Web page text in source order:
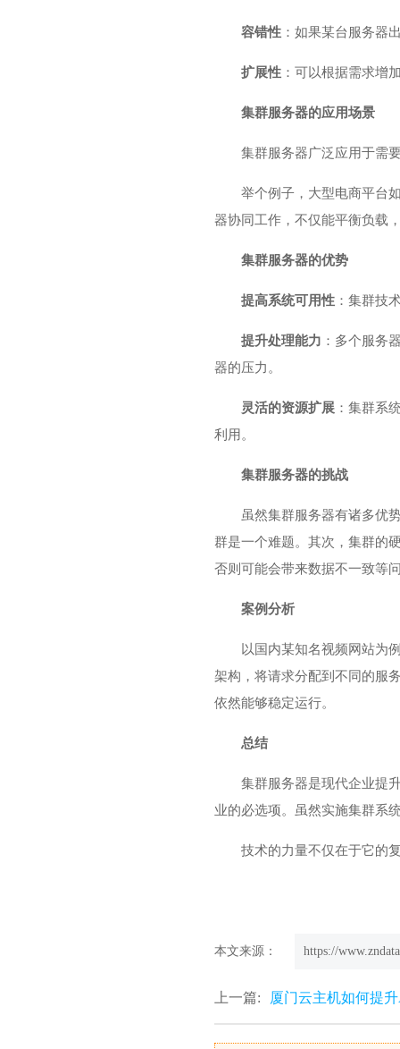
容错性 ：如果某台服务器
扩展性 ：可以根据需求增
集群服务器的应用场景
集群服务器广泛应用于需
举个例子，大型电商平台
器协同工作，不仅能平衡负载
集群服务器的优势
提高系统可用性 ：集群技
提升处理能力 ：多个服务
器的压力。
灵活的资源扩展 ：集群系
利用。
集群服务器的挑战
虽然集群服务器有诸多优
群是一个难题。其次，集群的
否则可能会带来数据不一致等
案例分析
以国内某知名视频网站为
架构，将请求分配到不同的服
依然能够稳定运行。
总结
集群服务器是现代企业提
业的必选项。虽然实施集群系
技术的力量不仅在于它的
本文来源： https://
上一篇: 厦门云主机如何提